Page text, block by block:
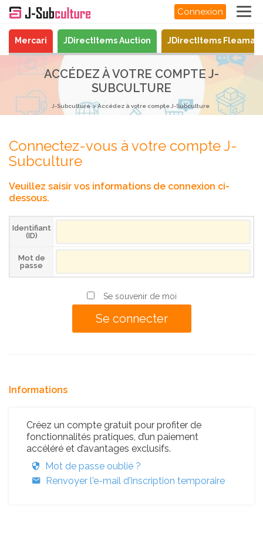
Connexion
Mercari JDirectItems Auction JDirectItems
ACCÉDEZ À VOTRE COMPTE J-
SUBCULTURE
J-Subculture Accédez à votre compte J-Subculture
Connectez-vous à votre compte J-
Subculture
Veuillez saisir vos informations de connexion ci-
dessous.
Identifiant
(ID)
Mot de
passe
Se souvenir de moi
Informations
Créez un compte gratuit pour profiter de
fonctionnalités pratiques, d’un paiement
accéléré et d’avantages exclusifs.
Mot de passe oublié ?
Renvoyer l'e-mail d'inscription temporaire